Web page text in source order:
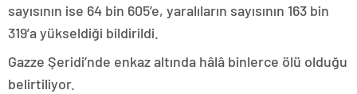
sayısının ise 64 bin 605’e, yaralıların sayısının 163 bin
319’a yükseldiği bildirildi.
Gazze Şeridi’nde enkaz altında hâlâ binlerce ölü olduğu
belirtiliyor.​​​​​​​